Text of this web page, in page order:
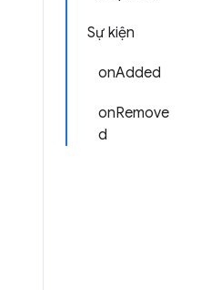
Sự kiện
onAdded
onRemove
d